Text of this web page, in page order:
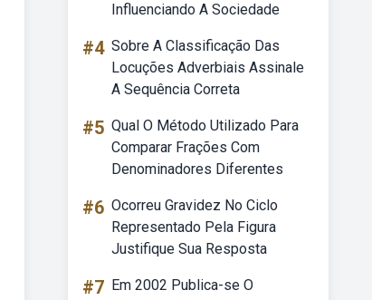
Influenciando A Sociedade
#4 Sobre A Classificação Das
Locuções Adverbiais Assinale
A Sequência Correta
#5 Qual O Método Utilizado Para
Comparar Frações Com
Denominadores Diferentes
#6 Ocorreu Gravidez No Ciclo
Representado Pela Figura
Justifique Sua Resposta
#7 Em 2002 Publica-se O